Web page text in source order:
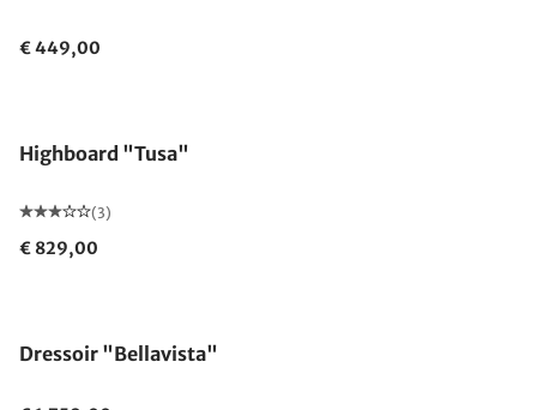
€ 449,00
Highboard "Tusa"
(3)
€ 829,00
Dressoir "Bellavista"